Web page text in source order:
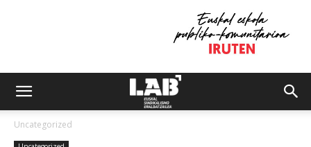
Uncategorized